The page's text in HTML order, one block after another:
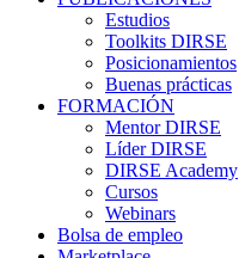
Estudios
Toolkits DIRSE
Posicionamientos
Buenas prácticas
FORMACIÓN
Mentor DIRSE
Líder DIRSE
DIRSE Academy
Cursos
Webinars
Bolsa de empleo